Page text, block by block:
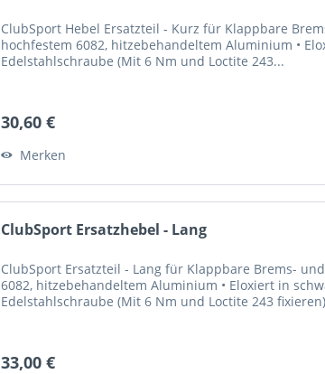
ClubSport Hebel Ersatzteil - Kurz für Klappbare
hochfestem 6082, hitzebehandeltem Aluminium •
Edelstahlschraube (Mit 6 Nm und Loctite 243...
30,60 €
Merken
ClubSport Ersatzhebel - Lang
ClubSport Ersatzteil - Lang für Klappbare Brems-
6082, hitzebehandeltem Aluminium • Eloxiert in
Edelstahlschraube (Mit 6 Nm und Loctite 243
33,00 €